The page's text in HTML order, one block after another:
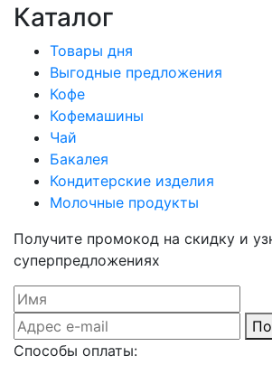
Каталог
Товары дня
Выгодные предложения
Кофе
Кофемашины
Чай
Бакалея
Кондитерские изделия
Молочные продукты
Получите промокод на скидку и
суперпредложениях
Способы оплаты: